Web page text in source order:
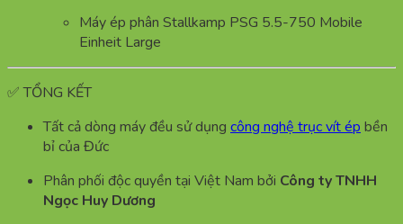
Máy ép phân Stallkamp PSG 5.5-750 Mobile
Einheit Large
✅ TỔNG KẾT
Tất cả dòng máy đều sử dụng công nghệ trục vít épbền
bỉ của Đức
Phân phối độc quyền tại Việt Nam bởi Công ty TNHH
Ngọc Huy Dương